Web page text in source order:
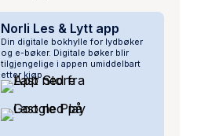
Norli Les & Lytt app
Din digitale bokhylle for lydbøker
og e-bøker. Digitale bøker blir
tilgjengelige i appen umiddelbart
etter kjøp.